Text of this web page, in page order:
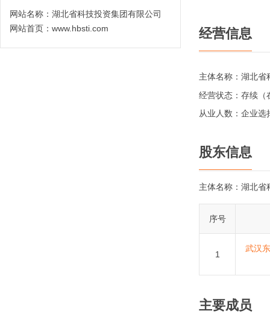
网站名称： 湖北省科技投资集团有限公司
网站首页： www.hbsti.com 经营信息
主体名称： 湖北省
经营状态： 存续（
从业人数： 企业选
股东信息
主体名称： 湖北省
序号
1
武汉
主要成员